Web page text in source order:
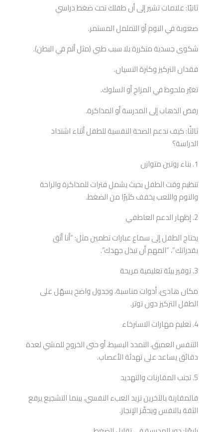
ثانيًا: علامات تشير إلى أن طفلك تحت ضغط دراسي
صعوبة في النوم أو التململ المستمر.
شكوى جسدية متكررة بلا سبب طبي (مثل ألم في البطن).
فقدان التركيز وكثرة النسيان.
تغيّر ملحوظ في المزاج أو السلوك.
رفض الذهاب إلى المدرسة أو المذاكرة.
ثالثًا: كيف ندعم الصحة النفسية للطفل أثناء اشتداد
الدراسة؟
1. بناء روتين متوازن
تنظيم وقت الطفل بحيث يشمل فترات للمذاكرة والراحة
والنوم واللعب يخفف كثيرًا من الضغط.
2. إظهار الدعم العاطفي
يحتاج الطفل إلى سماع عبارات تطمين مثل: “أنا أثق
بقدراتك”، “المهم أن تبذل جهدك”.
3. توفير بيئة تعليمية مريحة
مكان هادئ، أدوات مناسبة، وجدول واضح يسهّل على
الطفل التركيز دون توتر.
4. تعليم مهارات الاسترخاء
التنفس العميق، التمدد البسيط، أو حتى الخروج للمشي لعدة
دقائق يساعد على تهدئة الأعصاب.
5. تجنب المقارنات والتهديد
فالمقارنة بالآخرين تزيد العبء النفسي، بينما التشجيع يرفع
الثقة بالنفس ويحفّز الإنجاز.